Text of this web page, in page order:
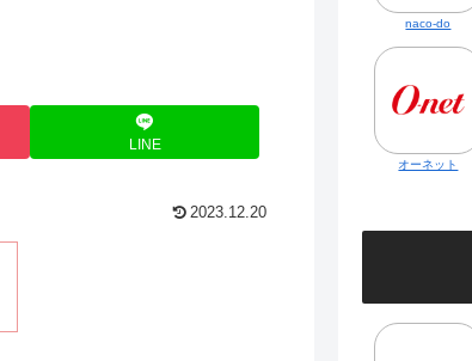
LINE
2023.12.20
naco-do
オーネット